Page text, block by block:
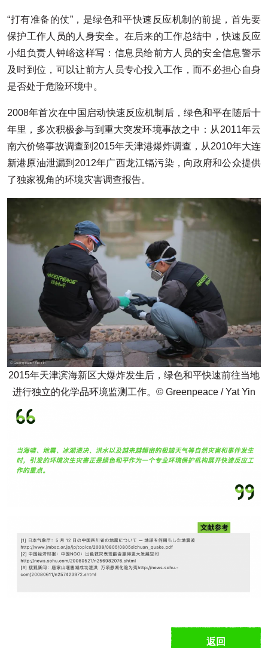
“打有准备的仗”，是绿色和平快速反应机制的前提，首先要
保护工作人员的人身安全。在后来的工作总结中，快速反应
小组负责人钟峪这样写：信息员给前方人员的安全信息警示
及时到位，可以让前方人员专心投入工作，而不必担心自身
是否处于危险环境中。
2008年首次在中国启动快速反应机制后，绿色和平在随后十
年里，多次积极参与到重大突发环境事故之中：从2011年云
南六价铬事故调查到2015年天津港爆炸调查，从2010年大连
新港原油泄漏到2012年广西龙江镉污染，向政府和公众提供
了独家视角的环境灾害调查报告。
2015年天津滨海新区大爆炸发生后，绿色和平快速前往当地
进行独立的化学品环境监测工作。© Greenpeace / Yat Yin
返回